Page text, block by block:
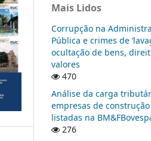
Mais Lidos
Corrupção na
Pública e crimes de
ocultação de bens,
valores
470
Análise da carga
empresas de
listadas na
276